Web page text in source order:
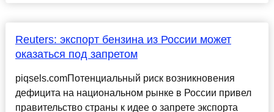
Reuters: экспорт бензина из России может
оказаться под запретом
piqsels.comПотенциальный риск возникновения
дефицита на национальном рынке в России привел
правительство страны к идее о запрете экспорта